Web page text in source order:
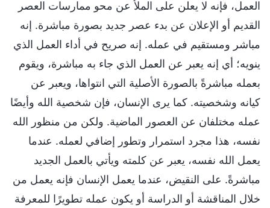
العمل، فإنه لا يعلن على الملأ عن محو ممارسات العصر
القديم أو الإعلان عن بدء عصر جديد بصورة مباشرة. إنه
مباشر ومستقيم في عمله. إنه صريح في أداء العمل الذي
ينويه؛ أي إنه يعبر عن العمل الذي جاء به مباشرة، ويقوم
بعمله مباشرةً بالصورة الأصلية التي انتواها، ويعبر عن
كيانه وشخصيته. كما يرى الإنسان، فإن شخصية الله وأيضًا
عمله مختلفان عن العصور الماضية. ولكن من منظور الله
نفسه، هذا مجرد استمرار وتطور إضافي لعمله. عندما
يعمل الله نفسه، يعبر عن كلمته ويأتي بالعمل الجديد
مباشرةً. على النقيض، عندما يعمل الإنسان فإنه يعمل من
خلال المناقشة أو الدراسة أو يكون عمله تطويرًا للمعرفة